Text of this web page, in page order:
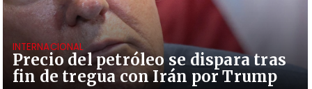
Precio del petróleo se dispara tras
fin de tregua con Irán por Trump
INTERNACIONAL